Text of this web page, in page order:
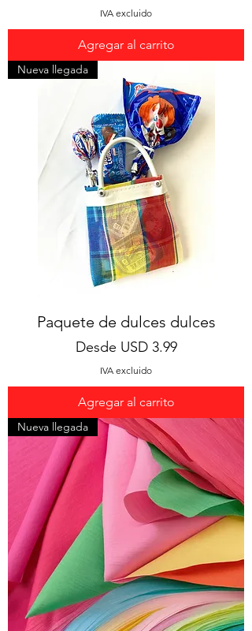
IVA excluido
Agregar al carrito
Nueva llegada
Paquete de dulces dulces
Desde USD 3.99
Precio de oferta
IVA excluido
Agregar al carrito
Nueva llegada